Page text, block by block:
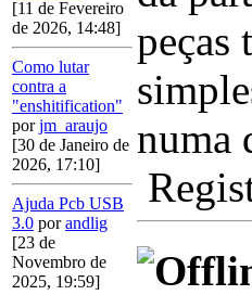
[11 de Fevereiro
de 2026, 14:48]
Como lutar
contra a
"enshitification"
porjm_araujo
[30 de Janeiro de
2026, 17:10]
Ajuda Pcb USB
3.0 porandlig
[23 de
Novembro de
2025, 19:59]
peças
numa